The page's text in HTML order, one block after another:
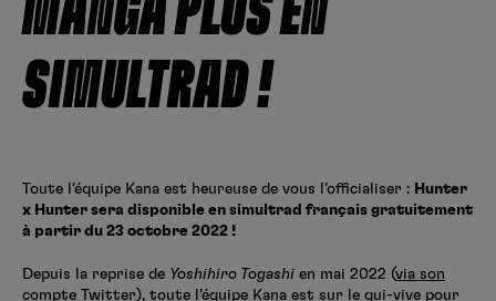
MANGA PLUS EN
SIMULTRAD !
Toute l’équipe Kana est heureuse de vous l’officialiser : Hunter
x Hunter sera disponible en simultrad français gratuitement
à partir du 23 octobre 2022 !
Depuis la reprise de Yoshihiro Togashi en mai 2022 (via son
compte Twitter), toute l’équipe Kana est sur le qui-vive pour
Se connecter
Hunter x Hunter
Fire Force